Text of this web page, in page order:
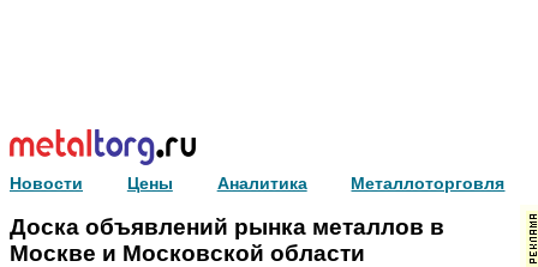
Новости Цены Аналитика Металлоторговля
Доска объявлений рынка металлов в
Москве и Московской области